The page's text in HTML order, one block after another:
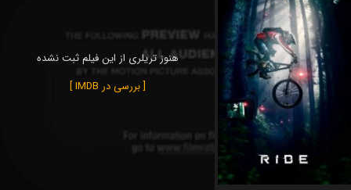
هنوز تریلری از این فیلم ثبت نشده
[ بررسی در IMDB ]